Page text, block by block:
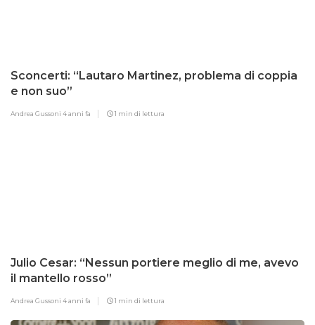
Sconcerti: “Lautaro Martinez, problema di coppia
e non suo”
Andrea Gussoni 4 anni fa 1 min di lettura
Julio Cesar: “Nessun portiere meglio di me, avevo
il mantello rosso”
Andrea Gussoni 4 anni fa 1 min di lettura